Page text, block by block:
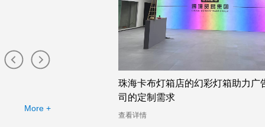
More +
珠海卡布灯箱店的幻彩灯箱助力广
司的定制需求
查看详情